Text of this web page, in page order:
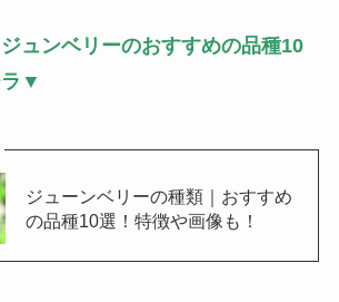
ジュンベリーのおすすめの品種10
ラ▼
ジューンベリーの種類｜おすすめ
の品種10選！特徴や画像も！